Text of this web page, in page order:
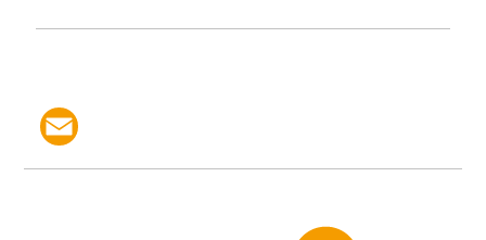
Partager le produit par